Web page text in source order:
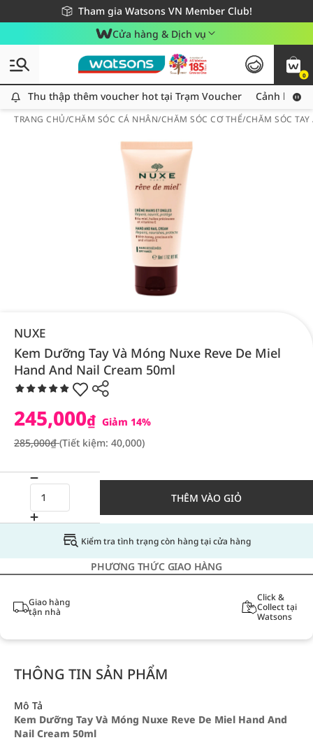
Tham gia Watsons VN Member Club!
Miễn phí giao hàng cho đơn hàng từ 249,000Đ
Giao hàng nhanh 24h - Áp dụng khu vực TP. Hồ Chí Minh
Cửa hàng & Dịch vụ
0
Thu thập thêm voucher hot tại Trạm Voucher
Thu thập thêm voucher hot tại Trạm Voucher Cảnh báo
TRANG CHỦ/CHĂM SÓC CÁ NHÂN/CHĂM SÓC CƠ THỂ/CHĂM SÓC
NUXE
Kem Dưỡng Tay Và Móng Nuxe Reve De Miel
Hand And Nail Cream 50ml
245,000₫ Giảm 14%
285,000₫(Tiết kiệm: 40,000)
THÊM VÀO GIỎ
Kiểm tra tình trạng còn hàng tại cửa hàng
PHƯƠNG THỨC GIAO HÀNG
Giao hàng
tận nhà
Click &
Collect tại
Watsons
THÔNG TIN SẢN PHẨM
Mô Tả
Kem Dưỡng Tay Và Móng Nuxe Reve De Miel Hand And
Nail Cream 50ml